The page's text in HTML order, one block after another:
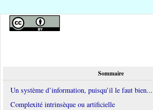
Sommaire
Un système d’information, puisqu’il le faut bien...
Complexité intrinsèque ou artificielle